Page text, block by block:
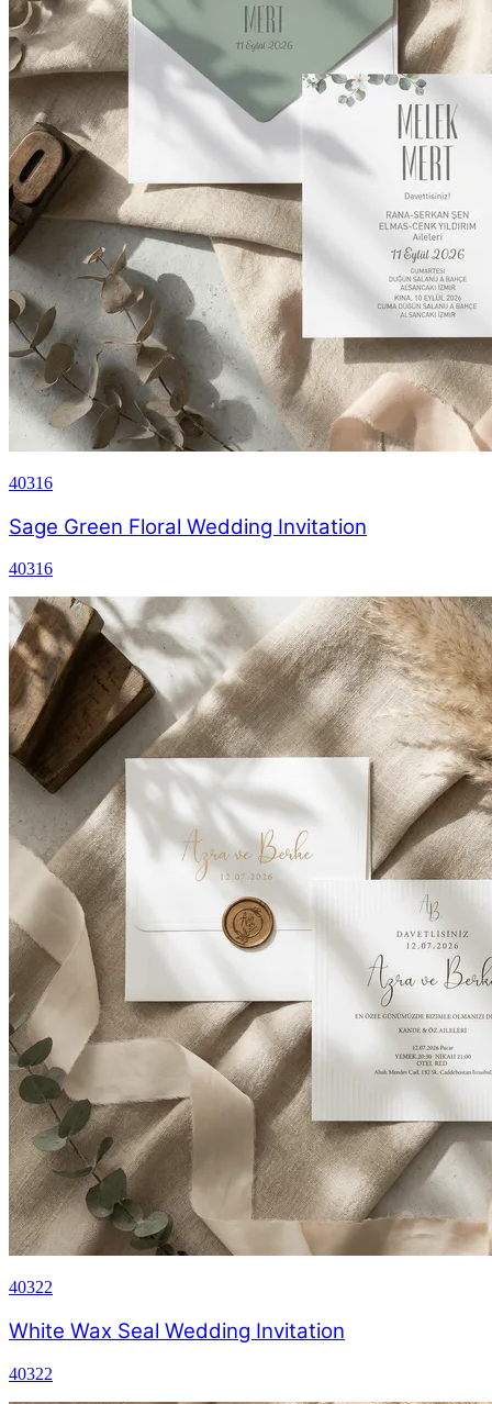
40316
Sage Green Floral Wedding Invitation
40316
40322
White Wax Seal Wedding Invitation
40322